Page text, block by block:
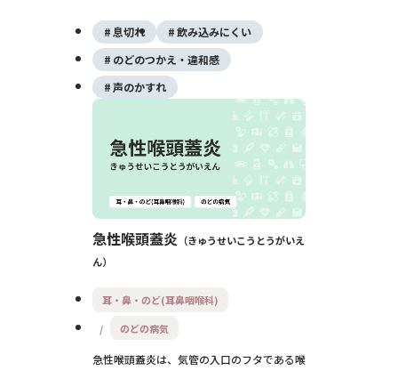
た声や声の疲れやすさが特徴です。重症にな
ると息苦しさの原因にもなり、治療の基本は
禁煙と手術・発声指導です。
息切れ
飲み込みにくい
のどのつかえ・違和感
声のかすれ
急性喉頭蓋炎
きゅうせいこうとうがいえ
ん
耳・鼻・のど(耳鼻咽喉科)
のどの病気
急性喉頭蓋炎は、気管の入口のフタである喉